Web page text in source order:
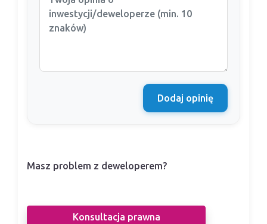
Dodaj opinię
Masz problem z deweloperem?
Konsultacja prawna